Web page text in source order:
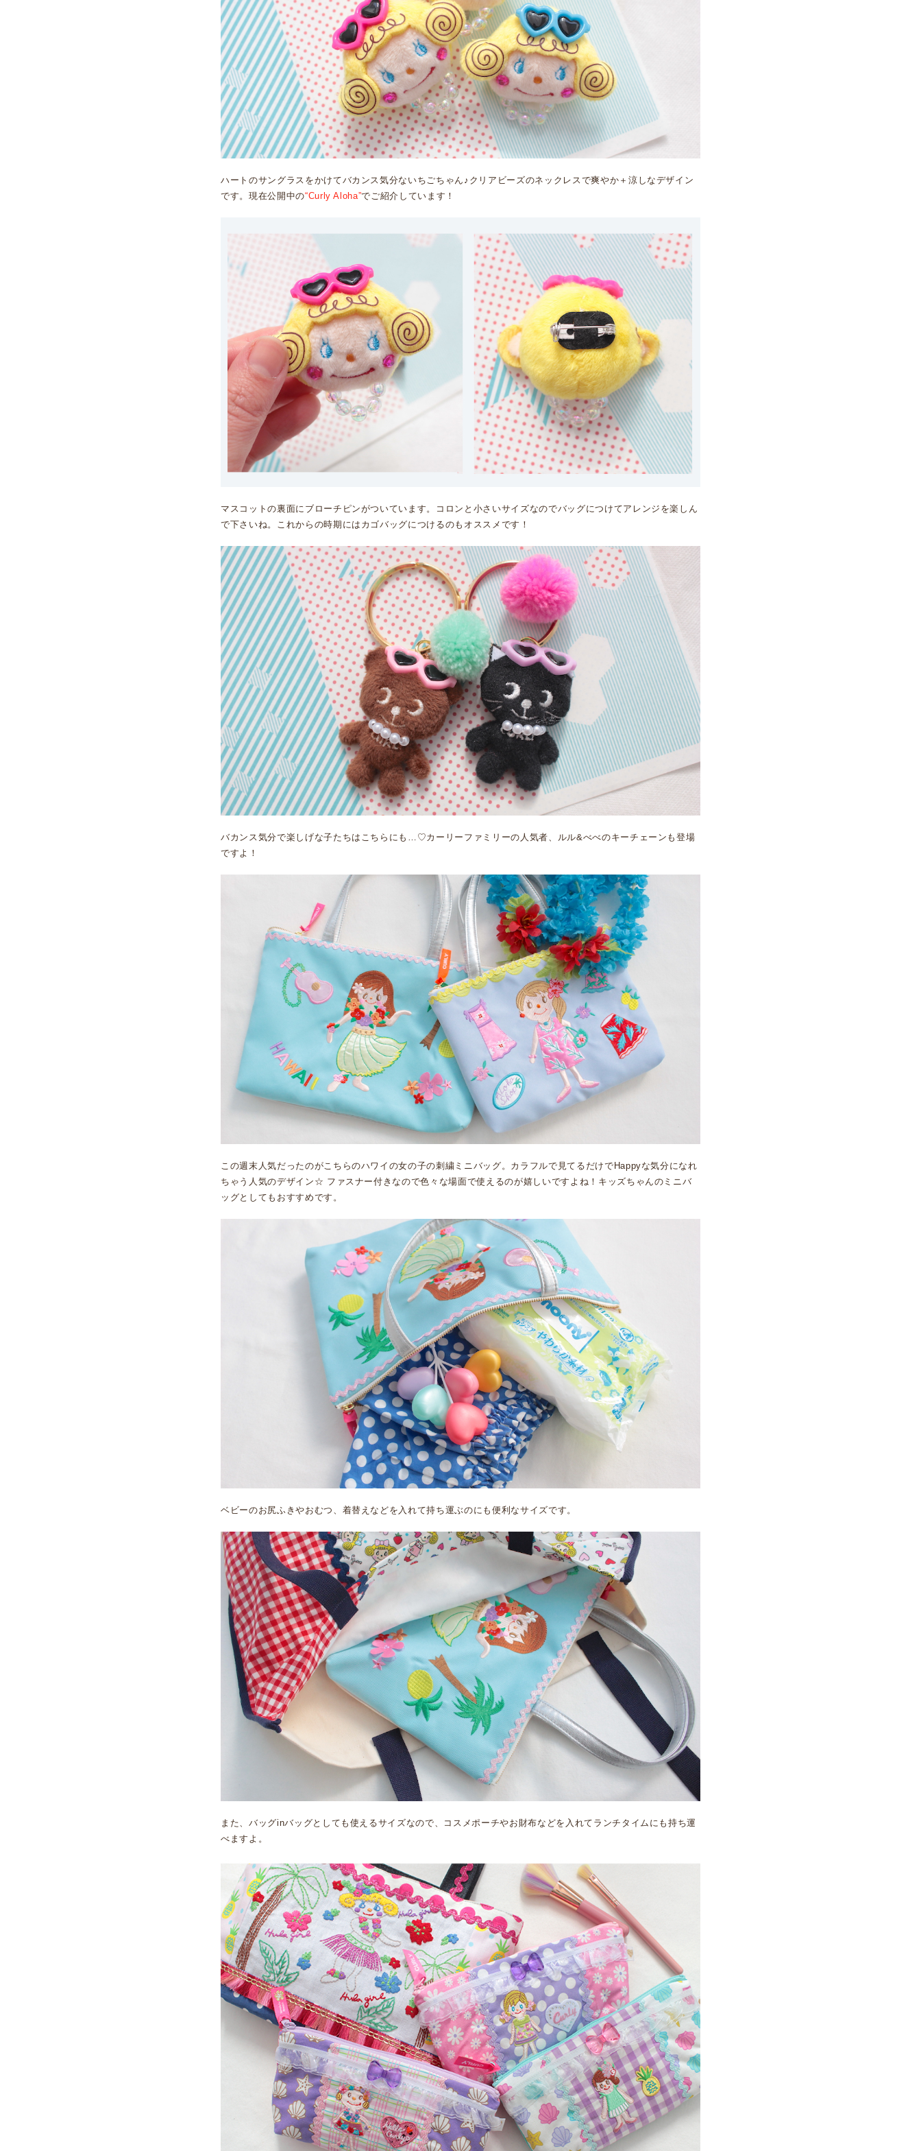
ハートのサングラスをかけてバカンス気分ないちごちゃん♪クリアビーズのネックレスで爽やか＋涼しなデザイン
です。現在公開中の“Curly Aloha”でご紹介しています！
マスコットの裏面にブローチピンがついています。コロンと小さいサイズなのでバッグにつけてアレンジを楽しん
で下さいね。これからの時期にはカゴバッグにつけるのもオススメです！
バカンス気分で楽しげな子たちはこちらにも…♡カーリーファミリーの人気者、ルル&べべのキーチェーンも登場
ですよ！
この週末人気だったのがこちらのハワイの女の子の刺繍ミニバッグ。カラフルで見てるだけでHappyな気分になれ
ちゃう人気のデザイン☆ ファスナー付きなので色々な場面で使えるのが嬉しいですよね！キッズちゃんのミニバ
ッグとしてもおすすめです。
ベビーのお尻ふきやおむつ、着替えなどを入れて持ち運ぶのにも便利なサイズです。
また、バッグinバッグとしても使えるサイズなので、コスメポーチやお財布などを入れてランチタイムにも持ち運
べますよ。